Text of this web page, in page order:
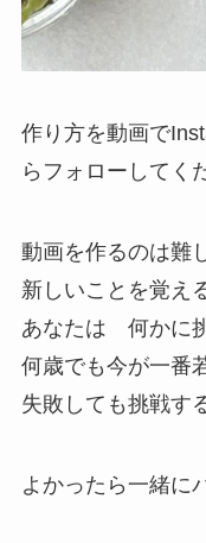
作り方を動画で
らフォローしてく
動画を作るのは難
新しいことを覚え
あなたは 何かに
何歳でも今が一番
失敗しても挑戦す
よかったら一緒に